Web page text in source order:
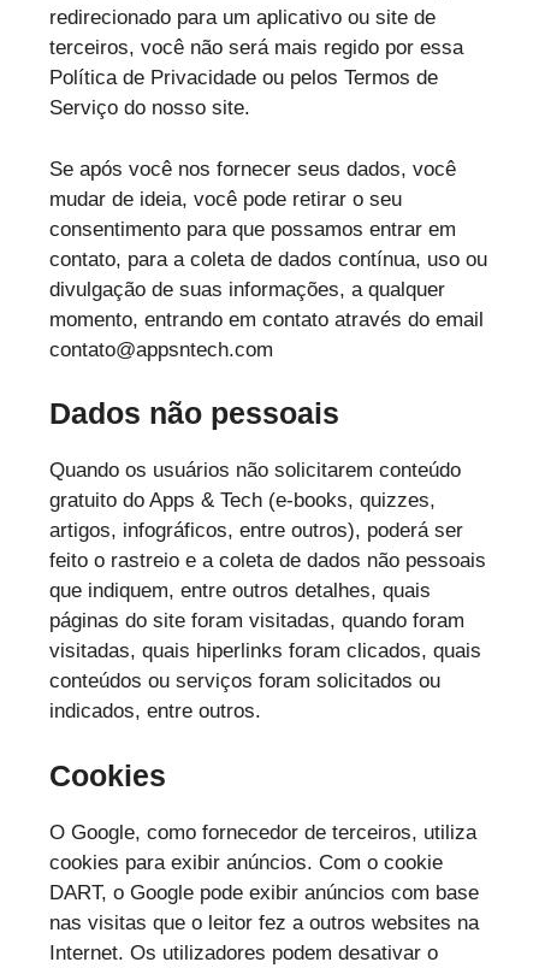
redirecionado para um aplicativo ou site de
terceiros, você não será mais regido por essa
Política de Privacidade ou pelos Termos de
Serviço do nosso site.
Se após você nos fornecer seus dados, você
mudar de ideia, você pode retirar o seu
consentimento para que possamos entrar em
contato, para a coleta de dados contínua, uso ou
divulgação de suas informações, a qualquer
momento, entrando em contato através do email
contato@appsntech.com
Dados não pessoais
Quando os usuários não solicitarem conteúdo
gratuito do Apps & Tech (e-books, quizzes,
artigos, infográficos, entre outros), poderá ser
feito o rastreio e a coleta de dados não pessoais
que indiquem, entre outros detalhes, quais
páginas do site foram visitadas, quando foram
visitadas, quais hiperlinks foram clicados, quais
conteúdos ou serviços foram solicitados ou
indicados, entre outros.
Cookies
O Google, como fornecedor de terceiros, utiliza
cookies para exibir anúncios. Com o cookie
DART, o Google pode exibir anúncios com base
nas visitas que o leitor fez a outros websites na
Internet. Os utilizadores podem desativar o